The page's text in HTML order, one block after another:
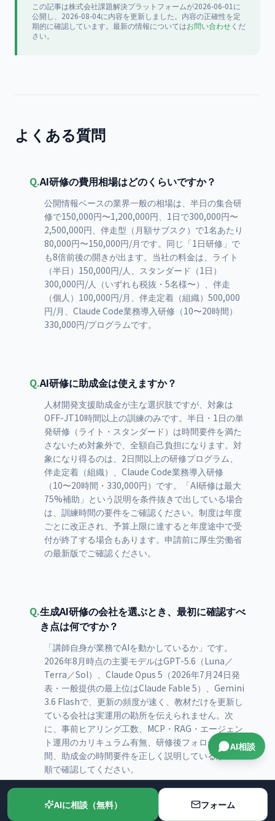
この記事は株式会社課題解決プラットフォームが2026-06-01 に
公開し、2026-08-04に内容を更新しました。内容の正確性を定
期的に確認しています。最新の情報についてはお問い合わせくだ
さい。
よくある質問
Q.AI研修の費用相場はどのくらいですか？
公開情報ベースの業界一般の相場は、半日の集合研
修で150,000円〜1,200,000円、1日で300,000円〜
2,500,000円、伴走型（月額サブスク）で1名あたり
80,000円〜150,000円/月です。同じ「1日研修」で
も8倍前後の開きが出ます。当社の料金は、ライト
（半日）150,000円/人、スタンダード（1日）
300,000円/人（いずれも税抜・5名様〜）、伴走
（個人）100,000円/月、伴走定着（組織）500,000
円/月、Claude Code業務導入研修（10〜20時間）
330,000円/プログラムです。
Q.AI研修に助成金は使えますか？
人材開発支援助成金が主な選択肢ですが、対象は
OFF-JT10時間以上の訓練のみです。半日・1日の単
発研修（ライト・スタンダード）は時間要件を満た
さないため対象外で、全額自己負担になります。対
象になり得るのは、2日間以上の研修プログラム、
伴走定着（組織）、Claude Code業務導入研修
（10〜20時間・330,000円）です。「AI研修は最大
75%補助」という説明を条件抜きで出している場合
は、訓練時間の要件をご確認ください。制度は年度
ごとに改正され、予算上限に達すると年度途中で受
付が終了する場合もあります。申請前に厚生労働省
の最新版でご確認ください。
Q.生成AI研修の会社を選ぶとき、最初に確認すべ
き点は何ですか？
「講師自身が業務でAIを動かしているか」です。
2026年8月時点の主要モデルはGPT-5.6（Luna／
Terra／Sol）、Claude Opus 5（2026年7月24日発
表・一般提供の最上位はClaude Fable 5）、Gemini
3.6 Flashで、更新の頻度が速く、教材だけを更新し
ている会社は実運用の勘所を伝えられません。次
に、事前ヒアリング工数、MCP・RAG・エージェン
ト運用のカリキュラム有無、研修後フォローの期
間、助成金の時間要件を正しく説明しているか、の
順で確認してください。
AIに相談（無料） フォーム
AI相談